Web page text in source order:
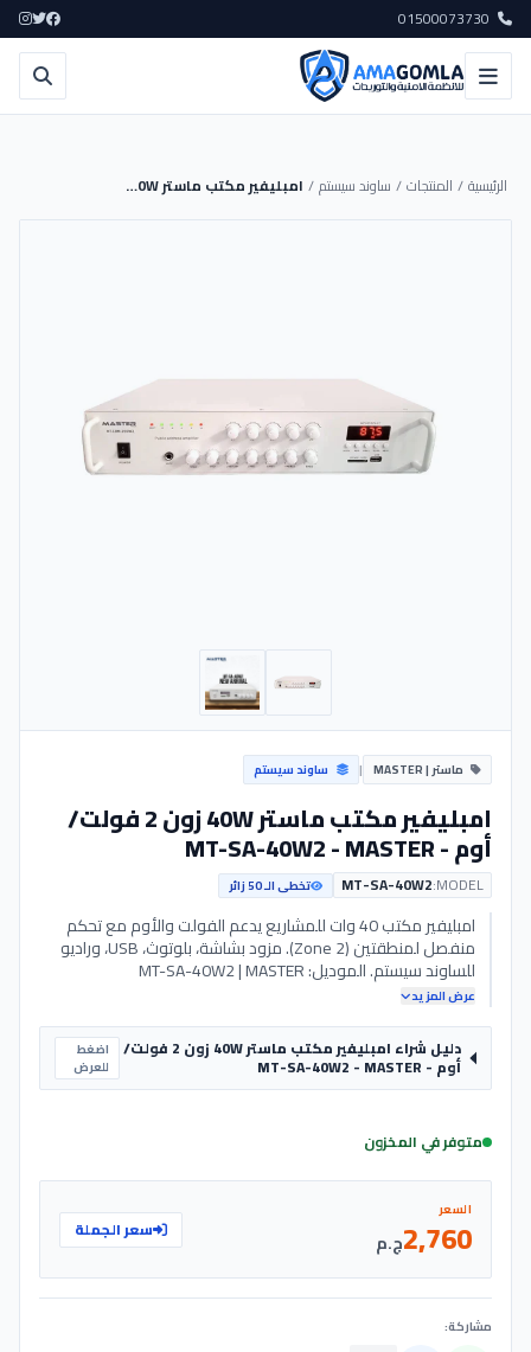
الرئيسية/ المنتجات/ ساوند سيستم/ امبليفير مكتب ماستر 40W زون 2 فولت/أوم - MT-SA-40W2 - MASTER
ماستر | MASTER | ساوند سيستم
امبليفير مكتب ماستر 40W زون 2 فولت/
أوم - MT-SA-40W2 - MASTER
MODEL:
MT-SA-40W2 تخطى الـ 50 زائر
امبليفير مكتب 40 وات للمشاريع يدعم الفولت والأوم مع تحكم
منفصل لمنطقتين (2 Zone). مزود بشاشة، بلوتوث، USB، وراديو
للساوند سيستم. الموديل: MT-SA-40W2 | MASTER
عرض المزيد
دليل شراء امبليفير مكتب ماستر 40W زون 2 فولت/
أوم - MT-SA-40W2 - MASTER
اضغط
للعرض
متوفر في المخزون
السعر
2,760ج.م سعر الجملة
مشاركة: